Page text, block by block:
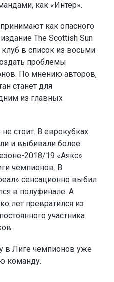
как «Интер».
как опасного
The Scottish Sun
в список из восьми
проблемы
По мнению авторов,
станет для
из главных
стоит. В еврокубках
и выбивали более
2018/19 «Аякс»
чемпионов. В
сенсационно выбил
в полуфинале. А
лет превратился из
участника
в Лиге чемпионов уже
команду.